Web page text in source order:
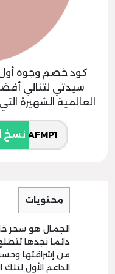
سيدتي لتنالي
العالمية الشهيرة
نسخ
محتويات
الجمال هو سحر
دائما نجدها
من إشراقتها
الداعم الأول